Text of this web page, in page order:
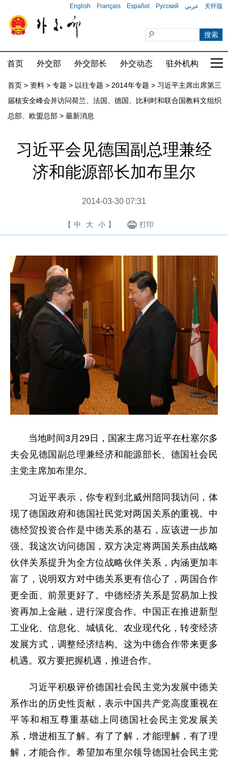
English Français Español Русский عربي 关怀版
首页 外交部 外交部长 外交动态 驻外机构 国
首页 > 资料 > 专题 > 以往专题 > 2014年专题 > 习近平主席出席第三
届核安全峰会并访问荷兰、法国、德国、比利时和联合国教科文组织
总部、欧盟总部 > 最新消息
习近平会见德国副总理兼经
济和能源部长加布里尔
2014-03-30 07:31
【 中 大 小 】 打印
当地时间3月29日，国家主席习近平在杜塞尔多
夫会见德国副总理兼经济和能源部长、德国社会民
主党主席加布里尔。
习近平表示，你专程到北威州陪同我访问，体
现了德国政府和德国社民党对两国关系的重视。中
德经贸投资合作是中德关系的基石，应该进一步加
强。我这次访问德国，双方决定将两国关系由战略
伙伴关系提升为全方位战略伙伴关系，内涵更加丰
富了，说明双方对中德关系更有信心了，两国合作
更全面、前景更好了。中德经济关系是贸易加上投
资再加上金融，进行深度合作。中国正在推进新型
工业化、信息化、城镇化、农业现代化，转变经济
发展方式，调整经济结构。这为中德合作带来更多
机遇。双方要把握机遇，推进合作。
习近平积极评价德国社会民主党为发展中德关
系作出的历史性贡献，表示中国共产党高度重视在
平等和相互尊重基础上同德国社会民主党发展关
系，增进相互了解。有了了解，才能理解，有了理
解，才能合作。希望加布里尔领导德国社会民主党